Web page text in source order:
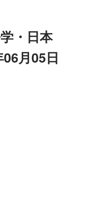
・日本
月05日